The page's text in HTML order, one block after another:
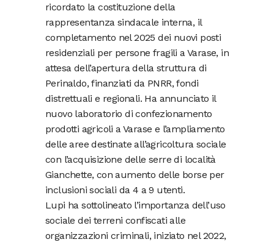
ricordato la costituzione della
rappresentanza sindacale interna, il
completamento nel 2025 dei nuovi posti
residenziali per persone fragili a Varase, in
attesa dell’apertura della struttura di
Perinaldo, finanziati da PNRR, fondi
distrettuali e regionali. Ha annunciato il
nuovo laboratorio di confezionamento
prodotti agricoli a Varase e l’ampliamento
delle aree destinate all’agricoltura sociale
con l’acquisizione delle serre di località
Gianchette, con aumento delle borse per
inclusioni sociali da 4 a 9 utenti.
Lupi ha sottolineato l’importanza dell’uso
sociale dei terreni confiscati alle
organizzazioni criminali, iniziato nel 2022,